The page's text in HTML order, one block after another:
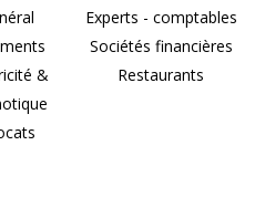
&
Experts - comptables
Sociétés financières
Restaurants